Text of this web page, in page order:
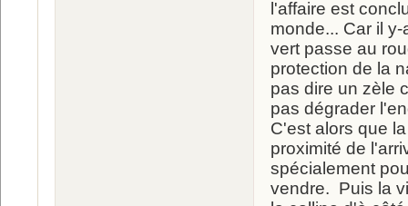
l'affaire est
monde... Car il
vert passe au
protection de la
pas dire un zèle
pas dégrader
C'est alors que
proximité de
spécialement
vendre. Puis la